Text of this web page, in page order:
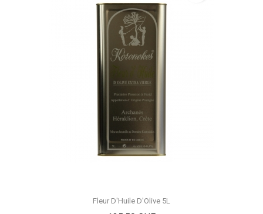
Fleur D'Huile D'Olive 5L